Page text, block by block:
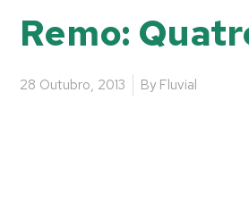
Remo:
28 Outubro, 2013 By Fluvial